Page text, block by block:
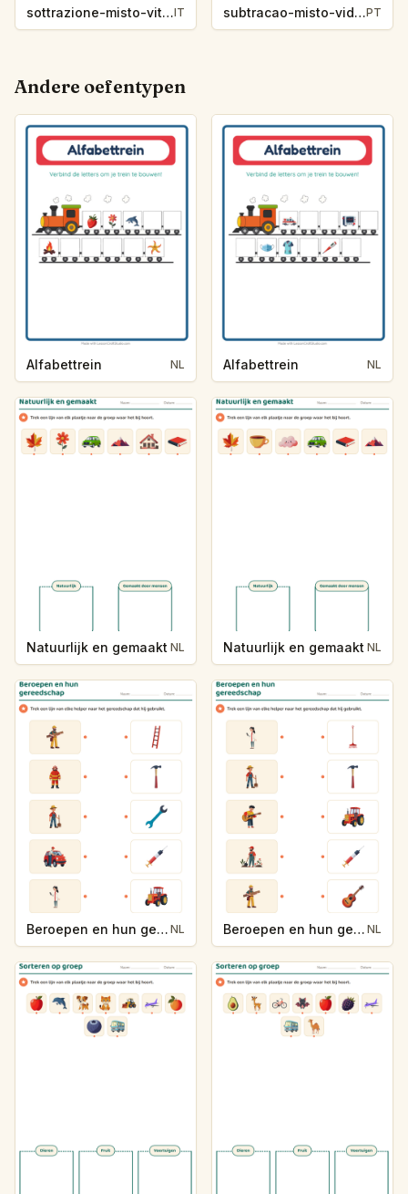
sottrazione-misto-vita-oceanica-1b49IT subtracao-misto-vida-marinha-e86cPT
Andere oefentypen
Alfabettrein NL Alfabettrein NL
Natuurlijk en gemaakt NL Natuurlijk en gemaakt NL
Beroepen en hun gereedschap NL Beroepen en hun gereedschap NL